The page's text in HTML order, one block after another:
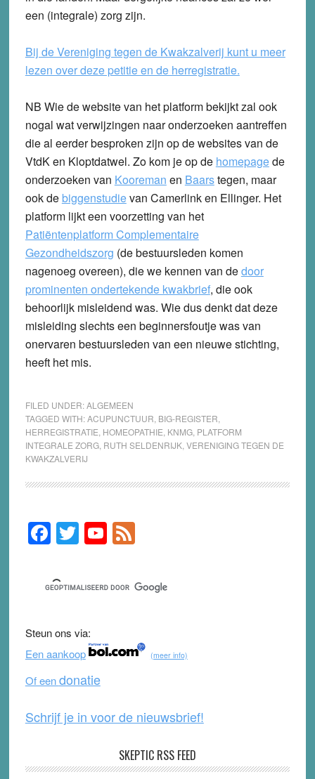
een (integrale) zorg zijn.
Bij de Vereniging tegen de Kwakzalverij kunt u meer
lezen over deze petitie en de herregistratie.
NB Wie de website van het platform bekijkt zal ook
nogal wat verwijzingen naar onderzoeken aantreffen
die al eerder besproken zijn op de websites van de
VtdK en Kloptdatwel. Zo kom je op de homepagede
onderzoeken van Kooreman en Baarstegen, maar
ook de biggenstudievan Camerlink en Ellinger. Het
platform lijkt een voorzetting van het
Patiëntenplatform Complementaire
Gezondheidszorg (de bestuursleden komen
nagenoeg overeen), die we kennen van dedoor
prominenten ondertekende kwakbrief, die ook
behoorlijk misleidend was. Wie dus denkt dat deze
misleiding slechts een beginnersfoutje was van
onervaren bestuursleden van een nieuwe stichting,
heeft het mis.
FILED UNDER:ALGEMEEN
TAGGED WITH:ACUPUNCTUUR BIG-REGISTER
HERREGISTRATIE HOMEOPATHIE KNMG, PLATFORM
INTEGRALE ZORG, RUTH SELDENRIJK, VERENIGING TEGEN DE
KWAKZALVERIJ
Primary
Sidebar
F
a
c
e
b
o
o
k
T
wi
tt
er
Y
o
u
T
b
e
F
e
d
Steun ons via:
Een aankoop
(meer info)
Of eendonatie
Schrijf je in voor de nieuwsbrief!
SKEPTIC RSS FEED